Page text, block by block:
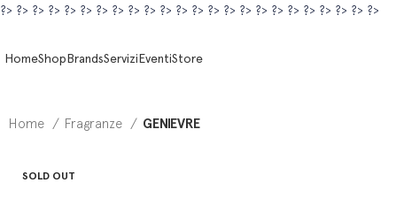
?> ?> ?> ?> ?> ?> ?> ?> ?> ?> ?> ?> ?> ?> ?> ?> ?> ?> ?> ?> ?> ?> ?> ?>
HomeShopBrandsServiziEventiStore
Home Fragranze GENIEVRE
SOLD OUT